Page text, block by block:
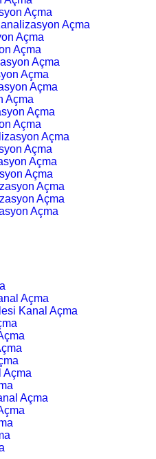
Açma
Açma
Açma
Açma
Açma
Açma
Açma
Açma
Açma
Açma
Açma
Açma
Açma
Açma
Açma
Açma
Açma
Açma
Kanal Açma
Açma
Açma